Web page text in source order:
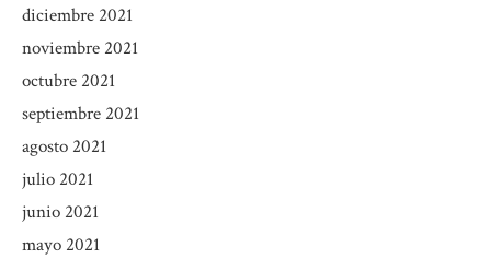
diciembre 2021
noviembre 2021
octubre 2021
septiembre 2021
agosto 2021
julio 2021
junio 2021
mayo 2021